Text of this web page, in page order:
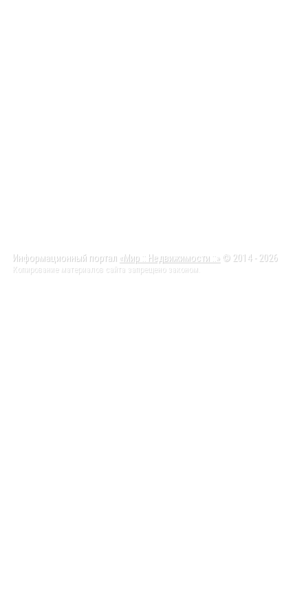
Информационный портал «Мир :: Недвижимости ::» © 2014 - 2026
Копирование материалов сайта запрещено законом.